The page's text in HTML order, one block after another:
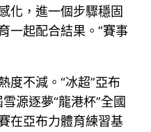
化，進一個步驟穩固
一起配合結果。”賽事
度不減。“冰超”亞布
源逐夢“龍港杯”全國
在亞布力體育練習基